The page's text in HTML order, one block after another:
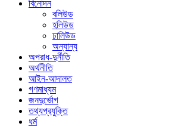
বিনোদন
বলিউড
হলিউড
ঢালিউড
অন্যান্য
অপরাধ-দুর্নীতি
অর্থনীতি
আইন-আদালত
গণমাধ্যম
জনদুর্ভোগ
তথ্যপ্রযুক্তি
ধর্ম